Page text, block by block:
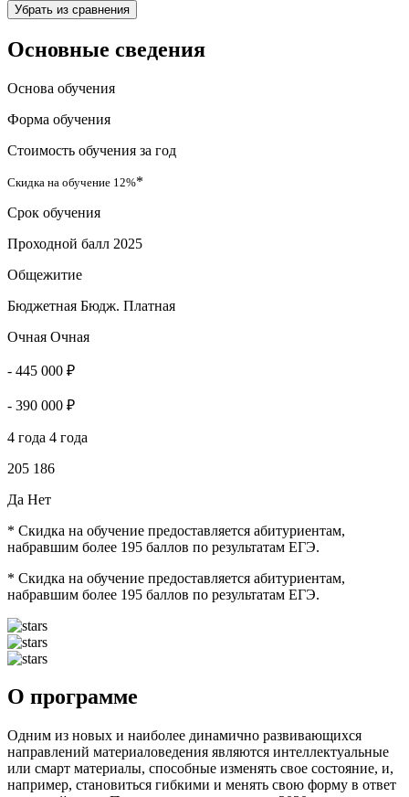
Убрать из сравнения
Основные сведения
Основа обучения
Форма обучения
Стоимость обучения за год
Скидка на обучение 12%*
Срок обучения
Проходной балл 2025
Общежитие
Бюджетная Бюдж. Платная
Очная Очная
- 445 000 ₽
- 390 000 ₽
4 года 4 года
205 186
Да Нет
* Скидка на обучение предоставляется абитуриентам,
набравшим более 195 баллов по результатам ЕГЭ.
* Скидка на обучение предоставляется абитуриентам,
набравшим более 195 баллов по результатам ЕГЭ.
О программе
Одним из новых и наиболее динамично развивающихся
направлений материаловедения являются интеллектуальные
или смарт материалы, способные изменять свое состояние, и,
например, становиться гибкими и менять свою форму в ответ